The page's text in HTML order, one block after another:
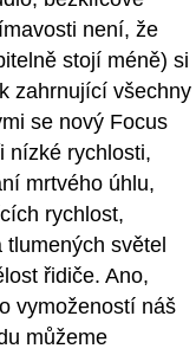
není, že
stojí méně) si
zahrnující všechny
se nový Focus
nízké rychlosti,
mrtvého úhlu,
rychlost,
světel
řidiče. Ano,
vymožeností náš
můžeme